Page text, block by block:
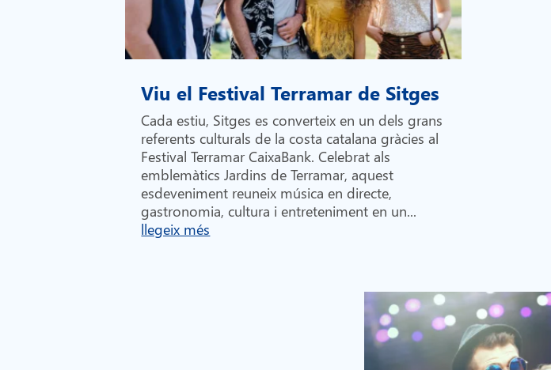
Viu el Festival Terramar de Sitges
Cada estiu, Sitges es converteix en un dels grans
referents culturals de la costa catalana gràcies al
Festival Terramar CaixaBank. Celebrat als
emblemàtics Jardins de Terramar, aquest
esdeveniment reuneix música en directe,
gastronomia, cultura i entreteniment en un...
llegeix més